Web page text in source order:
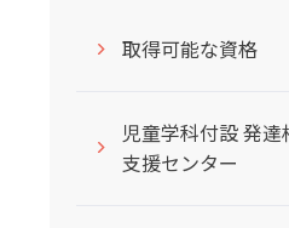
取得可能な資格
児童学科付設 発達
支援センター